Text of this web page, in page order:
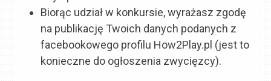
Biorąc udział w konkursie, wyrażasz zgodę
na publikację Twoich danych podanych z
facebookowego profilu How2Play.pl (jest to
konieczne do ogłoszenia zwycięzcy).